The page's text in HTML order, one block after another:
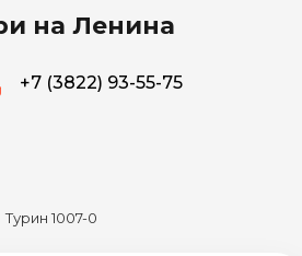
на Ленина
+7 (3822) 93-55-75
Турин 1007-0